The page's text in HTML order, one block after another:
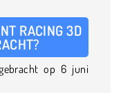
RACING 3D
op 6 juni